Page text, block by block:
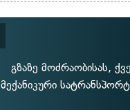
გზაზე მოძრაობისას,
მექანიკური